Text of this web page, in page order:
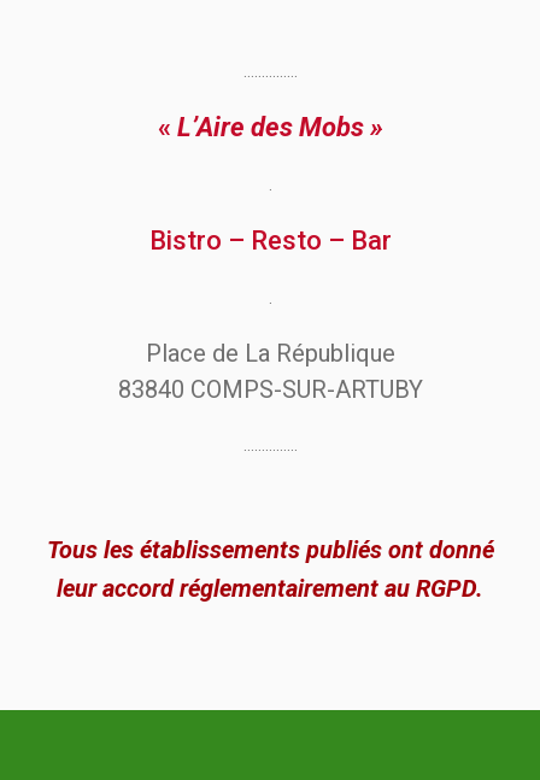
……………
« L’Aire des Mobs »
.
Bistro – Resto – Bar
.
Place de La République
83840 COMPS-SUR-ARTUBY
……………
Tous les établissements publiés ont donné
leur accord réglementairement au RGPD.